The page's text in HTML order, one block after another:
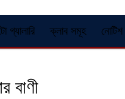
গ্যালারি ক্লাব সমূহ নোটিশ
বাণী